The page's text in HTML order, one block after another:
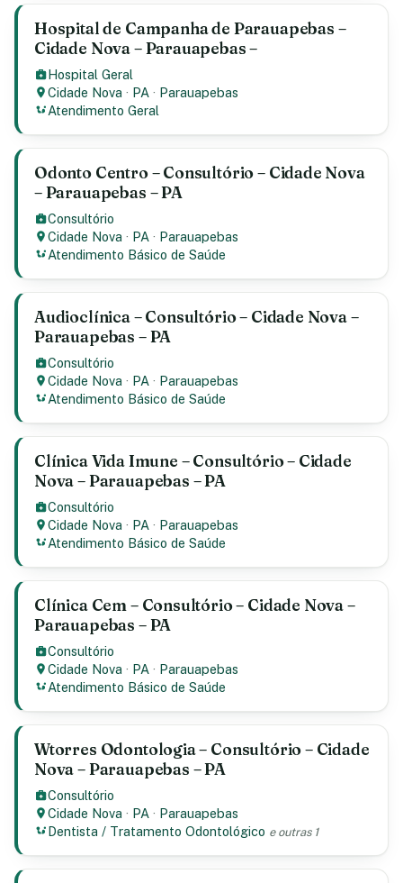
Hospital de Campanha de Parauapebas –
Cidade Nova – Parauapebas –
Hospital Geral
Cidade Nova · PA · Parauapebas
Atendimento Geral
Odonto Centro – Consultório – Cidade Nova
– Parauapebas – PA
Consultório
Cidade Nova · PA · Parauapebas
Atendimento Básico de Saúde
Audioclínica – Consultório – Cidade Nova –
Parauapebas – PA
Consultório
Cidade Nova · PA · Parauapebas
Atendimento Básico de Saúde
Clínica Vida Imune – Consultório – Cidade
Nova – Parauapebas – PA
Consultório
Cidade Nova · PA · Parauapebas
Atendimento Básico de Saúde
Clínica Cem – Consultório – Cidade Nova –
Parauapebas – PA
Consultório
Cidade Nova · PA · Parauapebas
Atendimento Básico de Saúde
Wtorres Odontologia – Consultório – Cidade
Nova – Parauapebas – PA
Consultório
Cidade Nova · PA · Parauapebas
Dentista / Tratamento Odontológico e outras 1